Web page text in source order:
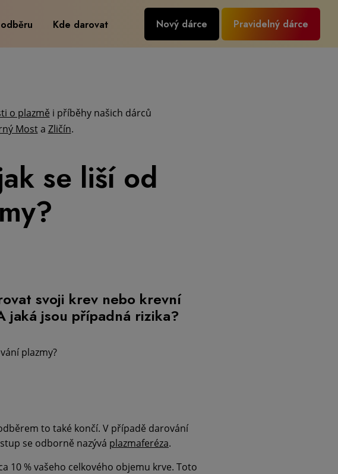
Kde darovat Nový dárce Pravidelný dárce
o plazmě i příběhy našich dárců
Mosta Zličín.
se liší od
svoji krev nebo krevní
jaká jsou případná rizika?
to také končí. V případě darování
se odborně nazývá plazmaferéza.
10 % vašeho celkového objemu krve. Toto